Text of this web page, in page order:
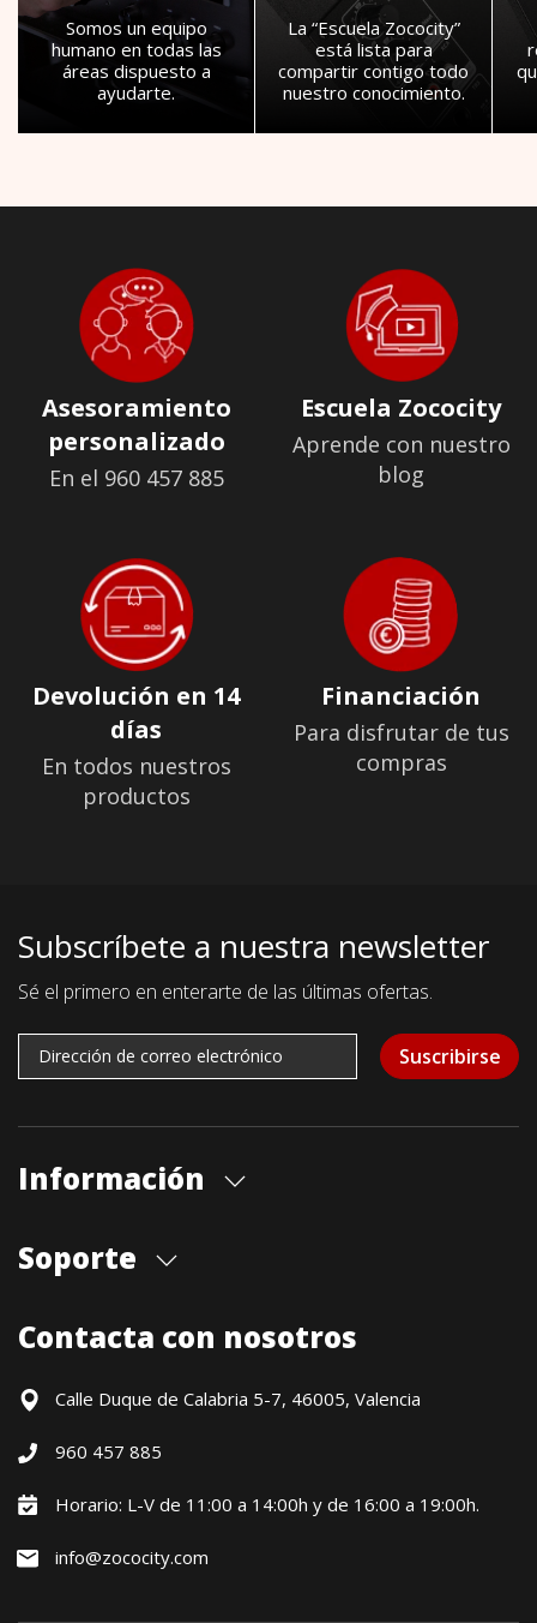
Somos un equipo
humano en todas las
áreas dispuesto a
ayudarte.
La “Escuela Zococity”
está lista para
compartir contigo todo
nuestro conocimiento.
Asesoramiento
personalizado
En el 960 457 885
Escuela Zococity
Aprende con nuestro
blog
Devolución en 14
días
En todos nuestros
productos
Financiación
Para disfrutar de tus
compras
Subscríbete a nuestra newsletter
Sé el primero en enterarte de las últimas ofertas.
Suscribirse
Información
Cita previa tienda
Contacto
Soporte
Formas de pago
Devoluciones / Garantía
Política precio mínimo garantizado
Financiación CETELEM
Condiciones generales
Contacta con nosotros
Calle Duque de Calabria 5-7, 46005, Valencia
960 457 885
Horario: L-V de 11:00 a 14:00h y de 16:00 a 19:00h.
info@zococity.com